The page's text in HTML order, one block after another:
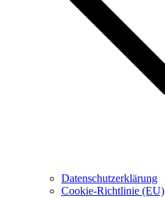
Datenschutzerklärung
Cookie-Richtlinie (EU)